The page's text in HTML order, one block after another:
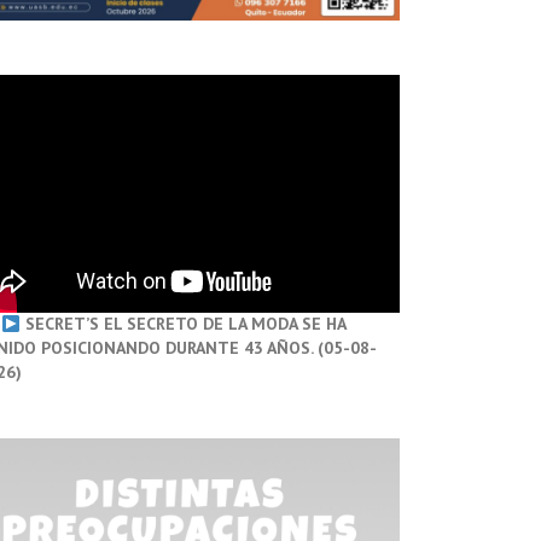
SECRET’S EL SECRETO DE LA MODA SE HA
POSICIONANDO DURANTE 43 AÑOS. (05-08-